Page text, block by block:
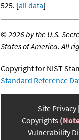
525. [all data]
©2026 by the U.S.
States of America. All
Copyright for NIST
Standard Reference
Site Privacy
Copyrights
Vulnerability